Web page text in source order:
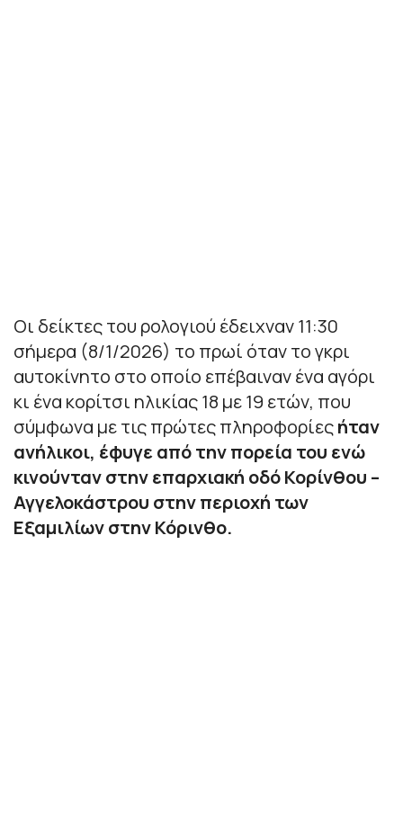
Οι δείκτες του ρολογιού έδειχναν 11:30
σήμερα (8/1/2026) το πρωί όταν το γκρι
αυτοκίνητο στο οποίο επέβαιναν ένα αγόρι
κι ένα κορίτσι ηλικίας 18 με 19 ετών, που
σύμφωνα με τις πρώτες πληροφορίεςήταν
ανήλικοι, έφυγε από την πορεία του ενώ
κινούνταν στην επαρχιακή οδό Κορίνθου –
Αγγελοκάστρου στην περιοχή των
Εξαμιλίων στην Κόρινθο.